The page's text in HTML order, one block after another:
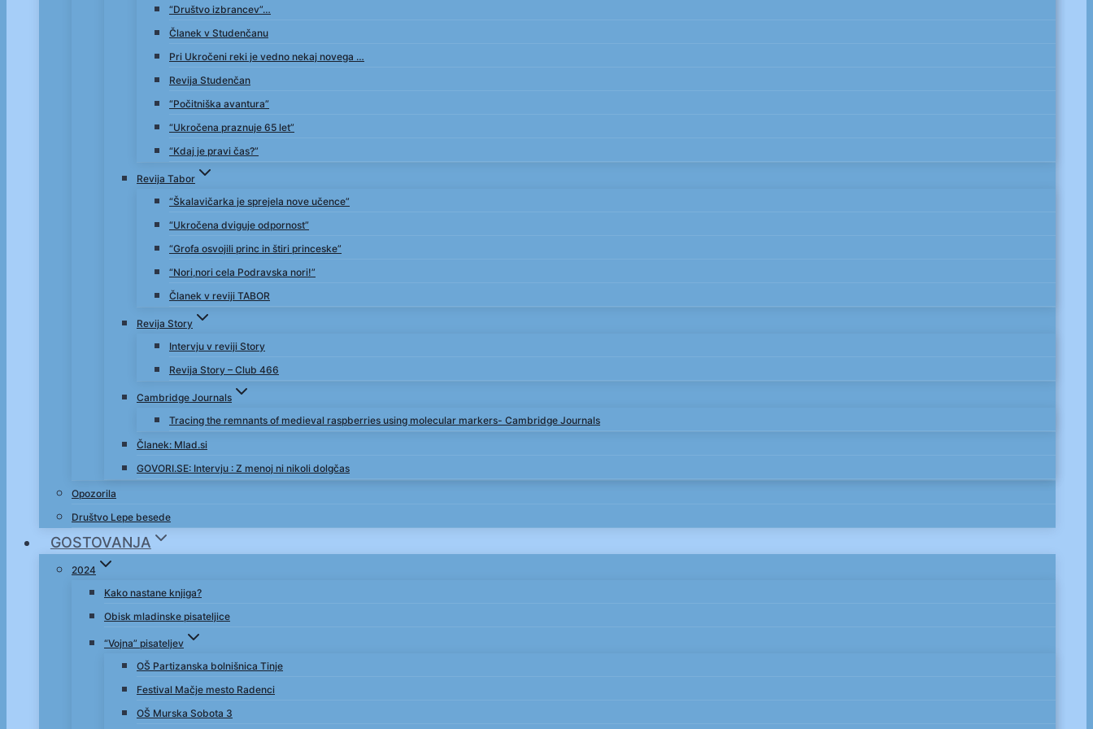
“Društvo izbrancev”…
Članek v Studenčanu
Pri Ukročeni reki je vedno nekaj novega …
Revija Studenčan
“Počitniška avantura”
“Ukročena praznuje 65 let”
“Kdaj je pravi čas?”
Revija Tabor
“Škalavičarka je sprejela nove učence”
“Ukročena dviguje odpornost”
“Grofa osvojili princ in štiri princeske”
“Nori,nori cela Podravska nori!”
Članek v reviji TABOR
Revija Story
Intervju v reviji Story
Revija Story – Club 466
Cambridge Journals
Tracing the remnants of medieval raspberries using molecular markers- Cambridge Journals
Članek: Mlad.si
GOVORI.SE: Intervju : Z menoj ni nikoli dolgčas
Opozorila
Društvo Lepe besede
GOSTOVANJA
2024
Kako nastane knjiga?
Obisk mladinske pisateljice
“Vojna” pisateljev
OŠ Partizanska bolnišnica Tinje
Festival Mačje mesto Radenci
OŠ Murska Sobota 3